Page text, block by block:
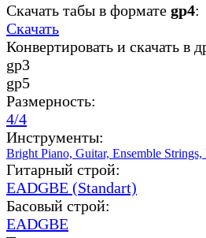
Скачать табы в формате gp4:
Скачать
Конвертировать и скачать в
gp3
gp5
Размерность:
4/4
Инструменты:
Bright Piano, Guitar, Ensemble Strings,
Гитарный строй:
EADGBE (Standart)
Басовый строй:
EADGBE